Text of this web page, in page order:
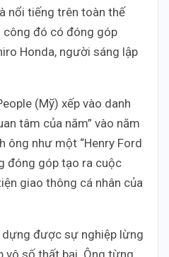
nổi tiếng trên toàn thế
đó có đóng góp
Honda, người sáng lập
(Mỹ) xếp vào danh
tâm của năm” vào năm
ông như một “Henry Ford
đóng góp tạo ra cuộc
giao thông cá nhân của
dựng được sự nghiệp lừng
vô số thất bại. Ông từng